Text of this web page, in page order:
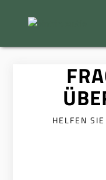
HELFEN